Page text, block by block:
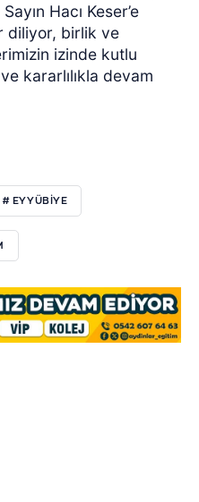
Hacı Keser’e
diliyor, birlik ve
izinde kutlu
kararlılıkla devam
# EYYÜBIYE